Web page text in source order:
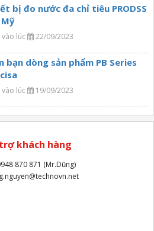
bị đo nước đa chỉ tiêu PRODSS
Mỹ
lúc 22/09/2023
bạn dòng sản phẩm PB Series
lúc 19/09/2023
khách hàng
870 871 (Mr.Dũng)